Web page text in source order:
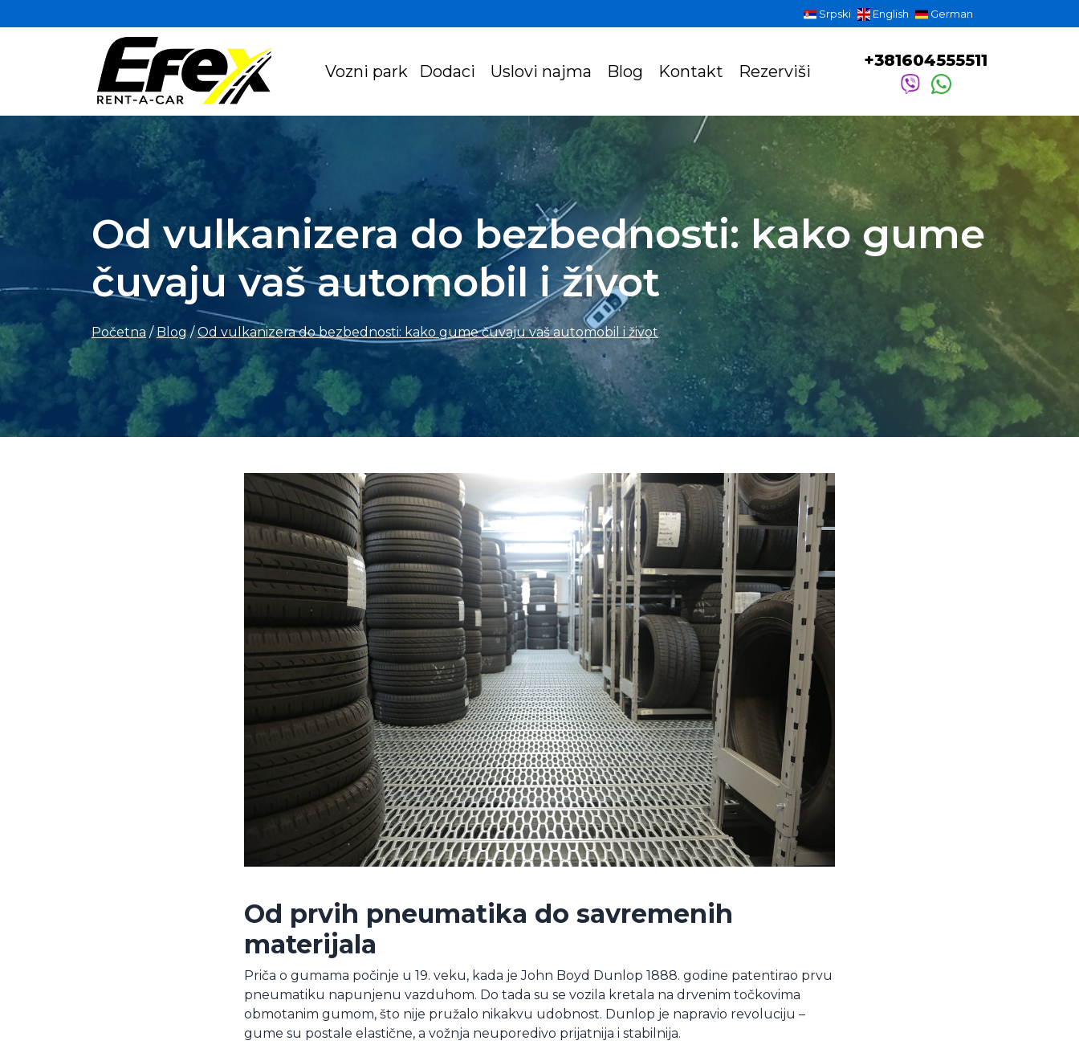
Srpski English German
Vozni park Dodaci Uslovi najma Blog Kontakt Rezerviši
+381604555511
Od vulkanizera do bezbednosti: kako gume
čuvaju vaš automobil i život
Početna / Blog / Od vulkanizera do bezbednosti: kako gume čuvaju vaš automobil i život
Od prvih pneumatika do savremenih
materijala
Priča o gumama počinje u 19. veku, kada je John Boyd Dunlop 1888. godine patentirao prvu
pneumatiku napunjenu vazduhom. Do tada su se vozila kretala na drvenim točkovima
obmotanim gumom, što nije pružalo nikakvu udobnost. Dunlop je napravio revoluciju –
gume su postale elastične, a vožnja neuporedivo prijatnija i stabilnija.